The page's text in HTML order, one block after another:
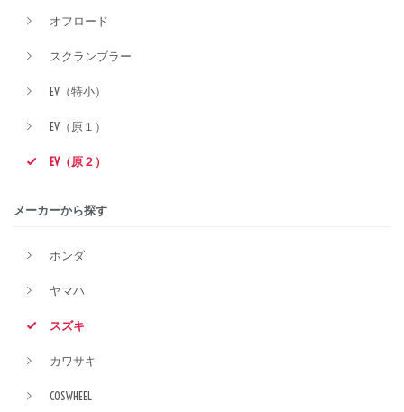
オフロード
スクランブラー
EV（特小）
EV（原１）
EV（原２）
メーカーから探す
ホンダ
ヤマハ
スズキ
カワサキ
COSWHEEL